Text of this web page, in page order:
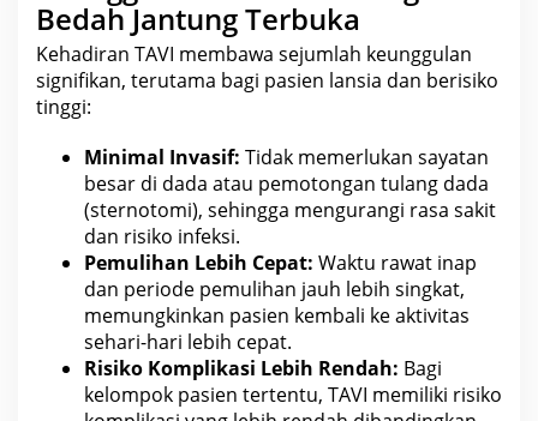
Bedah Jantung Terbuka
Kehadiran TAVI membawa sejumlah keunggulan
signifikan, terutama bagi pasien lansia dan berisiko
tinggi:
Minimal Invasif: Tidak memerlukan sayatan
besar di dada atau pemotongan tulang dada
(sternotomi), sehingga mengurangi rasa sakit
dan risiko infeksi.
Pemulihan Lebih Cepat: Waktu rawat inap
dan periode pemulihan jauh lebih singkat,
memungkinkan pasien kembali ke aktivitas
sehari-hari lebih cepat.
Risiko Komplikasi Lebih Rendah: Bagi
kelompok pasien tertentu, TAVI memiliki risiko